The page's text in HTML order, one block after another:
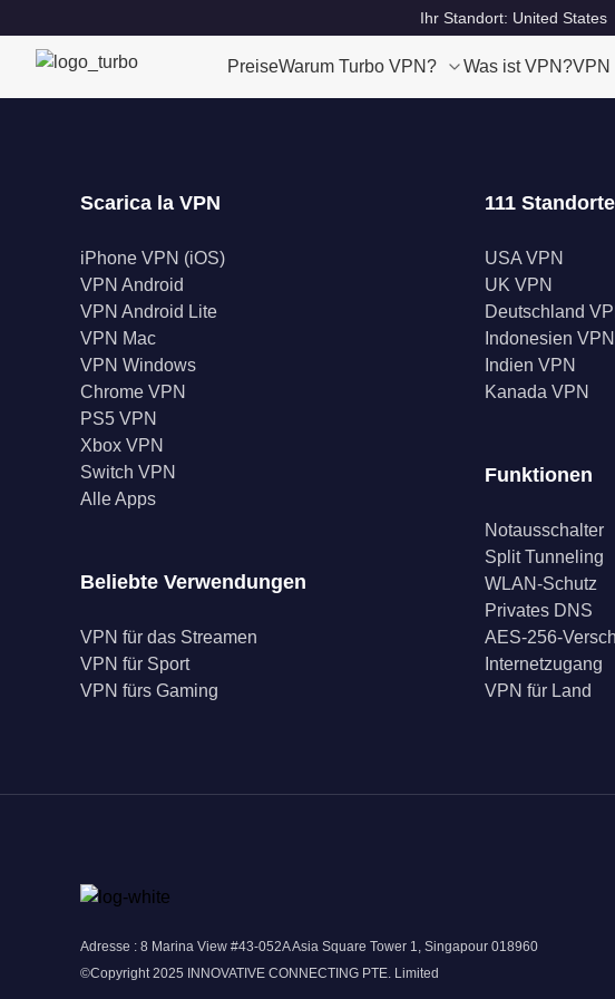
Ihr Standort: United States
PreiseWarum Turbo VPN? Was ist VPN?VPN
Scarica la VPN
iPhone VPN (iOS)
VPN Android
VPN Android Lite
VPN Mac
VPN Windows
Chrome VPN
PS5 VPN
Xbox VPN
Switch VPN
Alle Apps
Beliebte Verwendungen
VPN für das Streamen
VPN für Sport
VPN fürs Gaming
111 Standorte
USA VPN
UK VPN
Deutschland
Indonesien VPN
Indien VPN
Kanada VPN
Funktionen
Notausschalter
Split Tunneling
WLAN-Schutz
Privates DNS
AES-256-
Internetzugang
VPN für Land
Adresse : 8 Marina View #43-052A Asia Square Tower 1, Singapour 018960
©Copyright 2025 INNOVATIVE CONNECTING PTE. Limited